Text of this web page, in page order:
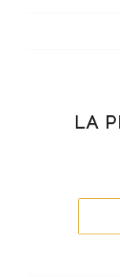
LA